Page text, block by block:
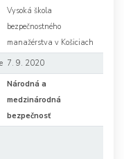
Vysoká škola
bezpečnostného
manažérstva v Košiciach
7. 9. 2020
Národná a
medzinárodná
bezpečnosť